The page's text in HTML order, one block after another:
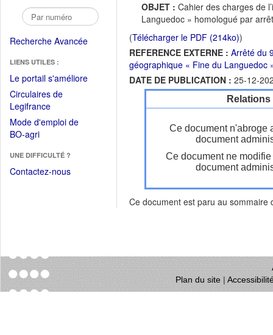
Recherche Avancée
LIENS UTILES :
Le portail s'améliore(Fichier
Circulaires de
Legifrance(Ouvrir
dans
une
fenêtre)
Mode d'emploi de
BO-agri(Ouvrir
une
nouvelle
UNE DIFFICULTÉ ?
Contactez-nous
OBJET : Cahier des charges de
Languedoc » homologué par
(Télécharger le PDF (214ko))
REFERENCE EXTERNE : Arrêté du
géographique « Fine du Languedoc
DATE DE PUBLICATION : 25-12-
Ce document n'abroge
document
Ce document ne
document
Ce document est paru au sommaire
Plan du site|